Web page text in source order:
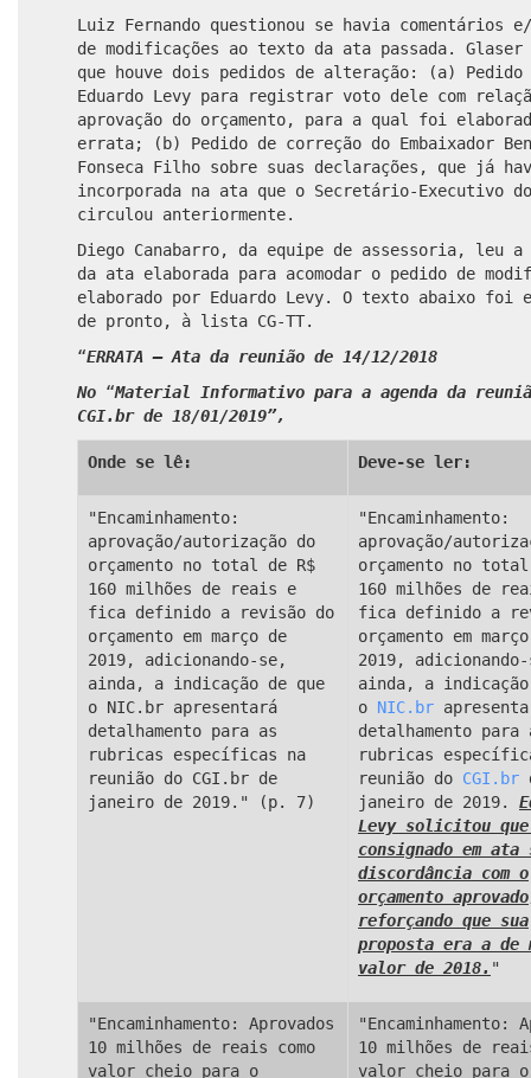
Luiz Fernando questionou se havia comentários
de modificações ao texto da ata passada. Glaser
que houve dois pedidos de alteração:
(a) Pedido
Eduardo Levy para registrar voto dele com
aprovação do orçamento, para a qual foi
errata; (b) Pedido de correção do Embaixador
Fonseca Filho sobre suas declarações, que já
incorporada na ata que o Secretário-Executivo
circulou anteriormente.
Diego Canabarro, da equipe de assessoria, leu
da ata elaborada para acomodar o pedido de
elaborado por Eduardo Levy. O texto abaixo foi
de pronto, à lista CG-TT.
“ERRATA – Ata da reunião de 14/12/2018
No “Material
Informativo para a agenda da
CGI.br de 18/01/2019”,
Onde se lê: Deve-se ler:
"Encaminhamento:
aprovação/autorização do
orçamento no total de R$
160 milhões de reais e
fica definido a revisão do
orçamento em março de
2019, adicionando-se,
ainda, a indicação de que
o NIC.br apresentará
detalhamento para as
rubricas específicas na
reunião do CGI.br de
janeiro de 2019." (p. 7)
"Encaminhamento:
aprovação/
orçamento no total
160 milhões de
fica definido a
orçamento em
2019,
ainda, a indicação
o NIC.br
detalhamento para
rubricas
reunião do CGI.br
janeiro de 2019.
Levy solicitou
consignado em ata
discordância com o
orçamento
reforçando que sua
proposta era a de
valor de 2018. "
"Encaminhamento: Aprovados
10 milhões de reais como
valor cheio para o
"Encaminhamento:
10 milhões de
valor cheio para o